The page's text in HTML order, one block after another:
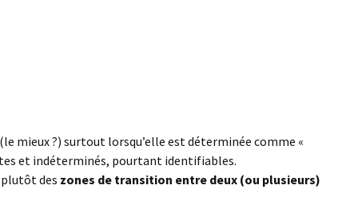
mieux ?) surtout lorsqu’elle est déterminée comme «
et indéterminés, pourtant identifiables.
plutôt des zones de transition entre deux (ou plusieurs)